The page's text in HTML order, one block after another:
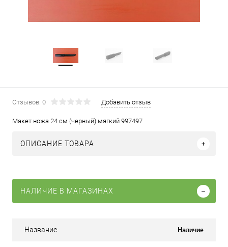
Отзывов: 0 Добавить отзыв
Макет ножа 24 см (черный) мягкий 997497
ОПИСАНИЕ ТОВАРА
НАЛИЧИЕ В МАГАЗИНАХ
Название Наличие